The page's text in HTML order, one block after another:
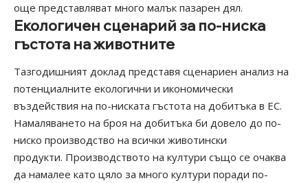
още представляват много малък пазарен дял.
Екологичен сценарий за по-ниска
гъстота на животните
Тазгодишният доклад представя сценариен анализ на
потенциалните екологични и икономически
въздействия на по-ниската гъстота на добитъка в ЕС.
Намаляването на броя на добитъка би довело до по-
ниско производство на всички животински
продукти. Производството на култури също се очаква
да намалее като цяло за много култури поради по-